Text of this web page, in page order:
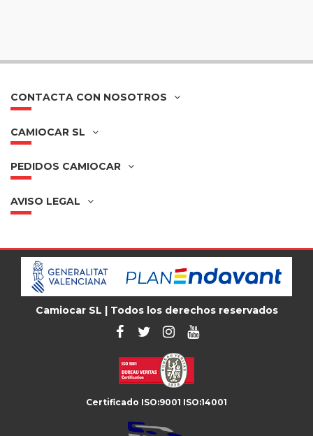
CONTACTA CON NOSOTROS
CAMIOCAR SL
PEDIDOS CAMIOCAR
AVISO LEGAL
Camiocar SL | Todos los derechos reservados
Certificado ISO:9001 ISO:14001